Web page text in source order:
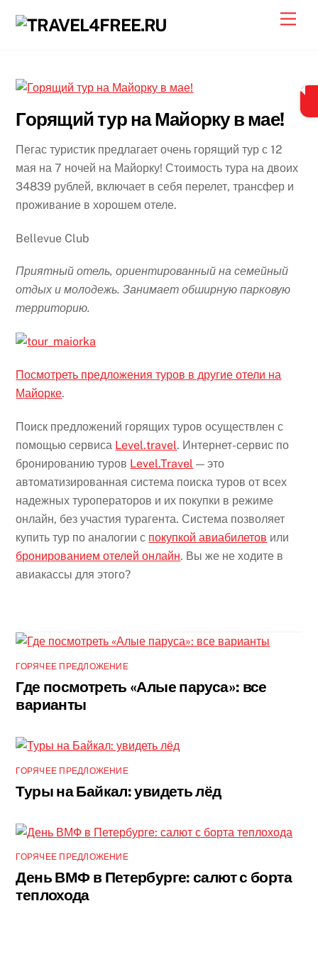
Горящий тур на Майорку в мае!
Пегас туристик предлагает очень горящий тур с 12
мая на 7 ночей на Майорку! Стоимость тура на двоих
34839 рублей, включает в себя перелет, трансфер и
проживание в хорошем отеле.
Bellevue Club
Приятный отель, ориентированный на семейный
отдых и молодежь. Занимает обширную парковую
территорию.
Посмотреть предложения туров в другие отели на
Майорке.
Поиск предложений горящих туров осуществлен с
помощью сервиса Level.travel. Интернет-сервис по
бронированию туров Level.Travel — это
автоматизированная система поиска туров от всех
надежных туроператоров и их покупки в режиме
онлайн, без участия турагента. Система позволяет
купить тур по аналогии с покупкой авиабилетов или
бронированием отелей онлайн. Вы же не ходите в
авиакассы для этого?
ГОРЯЧЕЕ ПРЕДЛОЖЕНИЕ
Где посмотреть «Алые паруса»: все
варианты
ГОРЯЧЕЕ ПРЕДЛОЖЕНИЕ
Туры на Байкал: увидеть лёд
ГОРЯЧЕЕ ПРЕДЛОЖЕНИЕ
День ВМФ в Петербурге: салют с борта
теплохода